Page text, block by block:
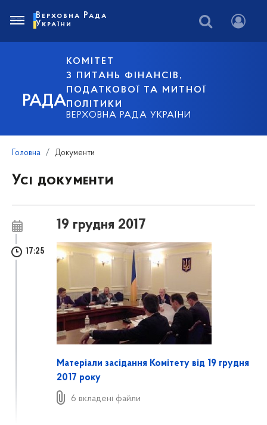
РАДА
КОМІТЕТ
З ПИТАНЬ ФІНАНСІВ,
ПОДАТКОВОЇ ТА МИТНОЇ
ПОЛІТИКИ
ВЕРХОВНА РАДА УКРАЇНИ
Верховна Рада
України
Головна Документи
Усі документи
19 грудня 2017
17:25
Матеріали засідання Комітету від 19 грудня
2017 року
6 вкладені файли